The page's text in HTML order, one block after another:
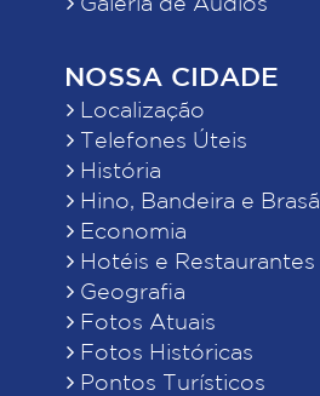
NOSSA CIDADE
Localização
Telefones Úteis
História
Hino, Bandeira e
Economia
Hotéis e Restaurantes
Geografia
Fotos Atuais
Fotos Históricas
Pontos Turísticos